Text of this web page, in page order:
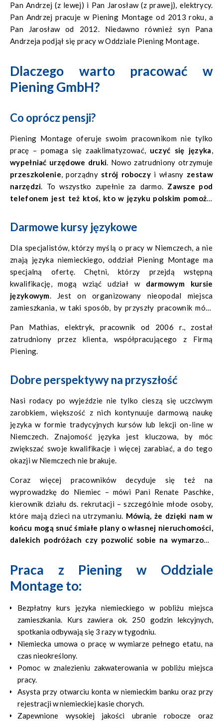
przeciętnego Polaka również robi wrażenie.Polskim
pracownikom udało się już zająć ponad 75% miejsc pracy
w oddziale Piening Montage.
Pan Andrzej (z lewej) i Pan Jarosław (z prawej), elektrycy.
Pan Andrzej pracuje w Piening Montage od 2013 roku, a
Pan Jarosław od 2012. Niedawno również syn Pana
Andrzeja podjął się pracy w Oddziale Piening Montage.
Dlaczego warto pracować w
Piening GmbH?
Co oprócz pensji?
Piening Montage oferuje swoim pracownikom nie tylko
pracę – pomaga się zaaklimatyzować, uczyć się języka,
wypełniać urzędowe druki. Nowo zatrudniony otrzymuje
przeszkolenie, porządny strój roboczy i własny zestaw
narzędzi. To wszystko zupełnie za darmo. Zawsze pod
telefonem jest też ktoś, kto w języku polskim pomoże,
frazesy. Pracownicy, oprócz asysty, otrzymują od biura
Piening Montage godną płacę i codzienne diety.
Darmowe kursy językowe
Dla specjalistów, którzy myślą o pracy w Niemczech, a nie
znają języka niemieckiego, oddział Piening Montage ma
specjalną ofertę. Chętni, którzy przejdą wstępną
kwalifikację, mogą wziąć udział wdarmowym kursie
językowym. Jest on organizowany nieopodal miejsca
zamieszkania, w taki sposób, by przyszły pracownik mógł
języka niemieckiego odbywają się z zasady 3 razy w
tygodniu, przez 3 miesiące i kończą się sprawdzeniem
nabytych umiejętności, aby móc stwierdzić czy znajomość
do pracy do Niemiec.W ciągu ostatnich 5 lat
Pan Mathias, elektryk, pracownik od 2006 r., został
zatrudniony przez klienta, współpracującego z Firmą
Piening.
Dobre perspektywy na przyszłość
Nasi rodacy po wyjeździe nie tylko cieszą się uczciwym
zarobkiem, większość z nich kontynuuje darmową naukę
języka w formie tradycyjnych kursów lub lekcji on-line w
Niemczech. Znajomość języka jest kluczowa, by móc
zwiększać swoje kwalifikacje i więcej zarabiać, a do tego
okazji w Niemczech nie brakuje.
Coraz więcej pracowników decyduje się też na
wyprowadzkę do Niemiec – mówi Pani Renate Paschke,
kierownik działu ds. rekrutacji – szczególnie młode osoby,
które mają dzieci na utrzymaniu. Mówią, że dzięki nam w
końcu mogą snuć śmiałe plany o własnej nieruchomości,
dalekich podróżach czy pozwolić sobie na wymarzone
szczęśliwy pracownik to dobry pracownik. Zależy nam na
tym, bo Was Polaków bardzo sobie cenimy!
Praca z Piening w Oddziale
Montage to:
Bezpłatny kurs języka niemieckiego w pobliżu miejsca
zamieszkania. Kurs zawiera ok. 250 godzin lekcyjnych,
spotkania odbywają się 3 razy w tygodniu.
Niemiecka umowa o pracę w wymiarze pełnego etatu, na
czas nieokreślony.
Pomoc w znalezieniu zakwaterowania w pobliżu miejsca
pracy.
Asysta przy otwarciu konta w niemieckim banku oraz przy
rejestracji w niemieckiej kasie chorych.
Zapewnione wysokiej jakości ubranie robocze oraz